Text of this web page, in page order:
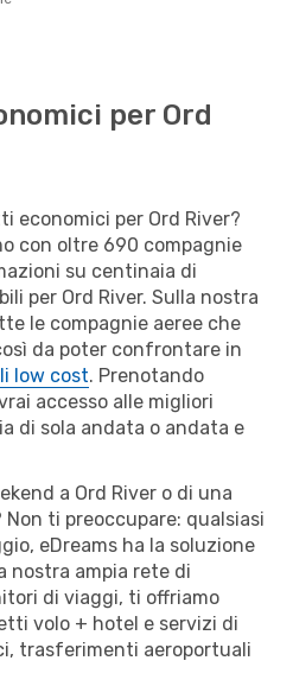
per Ord
economici per Ord River?
con oltre 690 compagnie
su centinaia di
per Ord River. Sulla nostra
le compagnie aeree che
da poter confrontare in
low cost. Prenotando
accesso alle migliori
di sola andata o andata e
a Ord River o di una
ti preoccupare: qualsiasi
eDreams ha la soluzione
nostra ampia rete di
di viaggi, ti offriamo
volo + hotel e servizi di
trasferimenti aeroportuali